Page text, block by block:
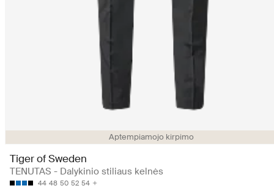
Aptempiamojo kirpimo
Tiger of Sweden
TENUTAS - Dalykinio stiliaus kelnės
44 48 50 52 54